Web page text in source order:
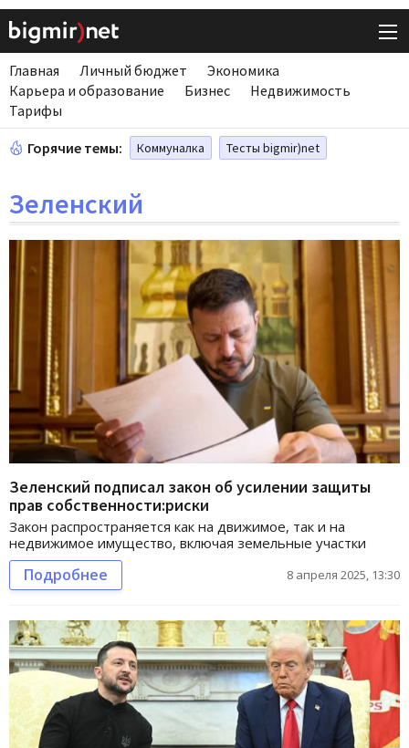
Главная Личный бюджет
Экономика
Карьера и образование
Бизнес
Недвижимость
Тарифы
Горячие темы: Коммуналка Тесты bigmir)net
Зеленский
Зеленский подписал закон об усилении защиты
прав собственности:риски
Закон распространяется как на движимое, так и на
недвижимое имущество, включая земельные участки
Подробнее 8 апреля 2025, 13:30